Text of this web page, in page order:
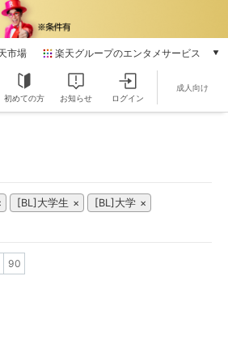
市場 楽天グループのエンタメサービス
本/ゲーム/CD/DVD
雑誌読み放題
楽天マガジン
動画配信
初めての方 お知らせ ログイン
成人向け
[BL]大学生
[BL]大学
90